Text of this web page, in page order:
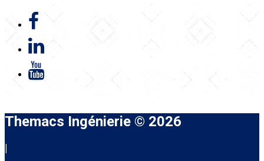
Themacs Ingénierie © 2026
|